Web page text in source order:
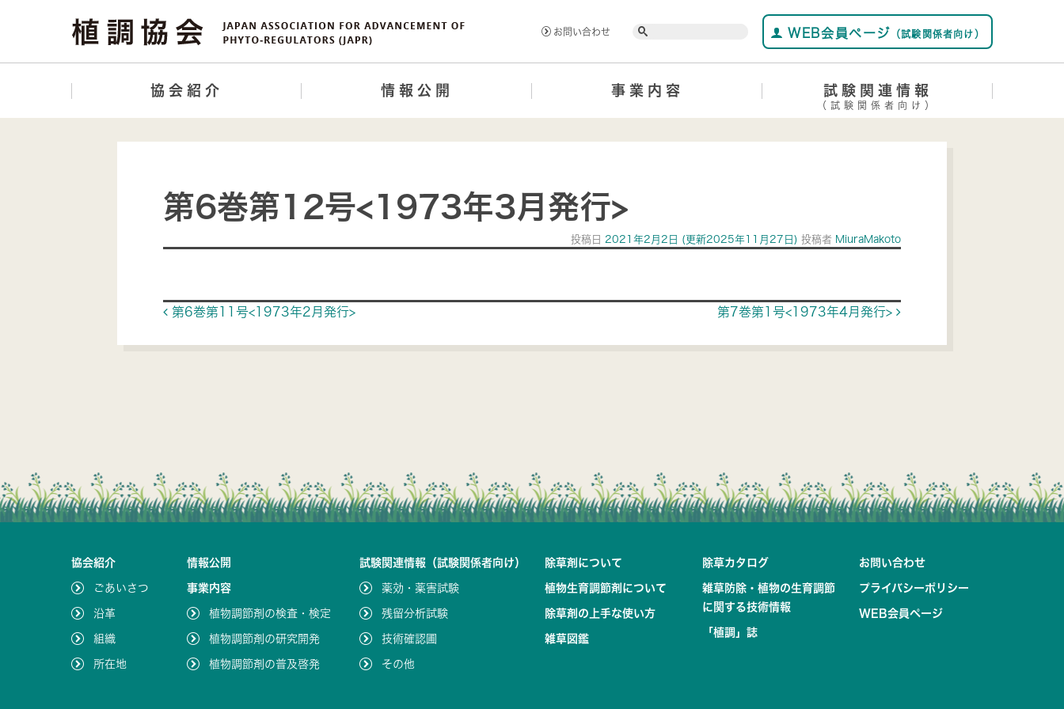
お問い合わせ Search WEB会員ページ （試験関係者向け）
協会紹介 情報公開 事業内容 試験関連情報
（試験関係者向け）
第6巻第12号<1973年3月発行>
投稿日 2021年2月2日 (更新2025年11月27日) 投稿者 MiuraMakoto
Post navigation
第6巻第11号<1973年2月発行> 第7巻第1号<1973年4月発行>
協会紹介
ごあいさつ
沿革
組織
所在地
情報公開
事業内容
植物調節剤の検査・検定
植物調節剤の研究開発
植物調節剤の普及啓発
試験関連情報（試験関係者向け）
薬効・薬害試験
残留分析試験
技術確認圃
その他
除草剤について
植物生育調節剤について
除草剤の上手な使い方
雑草図鑑
除草カタログ
雑草防除・植物の生育調節
に関する技術情報
「植調」誌
お問い合わせ
プライバシーポリシー
WEB会員ページ